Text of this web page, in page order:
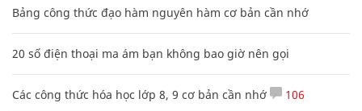
Bảng công thức đạo hàm nguyên hàm cơ bản cần nhớ
20 số điện thoại ma ám bạn không bao giờ nên gọi
Các công thức hóa học lớp 8, 9 cơ bản cần nhớ 106